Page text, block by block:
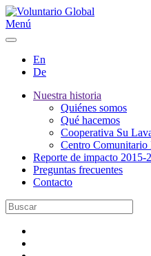
Menú
En
De
Nuestra historia
Quiénes somos
Qué hacemos
Cooperativa Su
Centro
Reporte de impacto 2015-
Preguntas frecuentes
Contacto